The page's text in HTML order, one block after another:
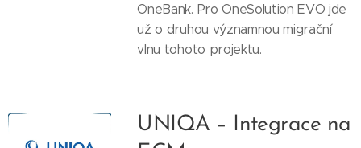
OneBank. Pro OneSolution EVO jde
už o druhou významnou migrační
vlnu tohoto projektu.
UNIQA – Integrace na